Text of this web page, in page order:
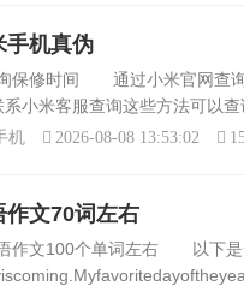
手机真伪
保修时间 通过小米官网查询
小米客服查询这些方法可以
项并点击进入；进入服务以后
机 2026-08-08 13:53:02
作文70词左右
作文100个单词左右 以下是